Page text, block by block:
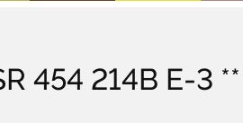
454 214B E-3